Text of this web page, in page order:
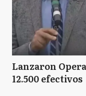
Lanzaron
12.500 efectivos